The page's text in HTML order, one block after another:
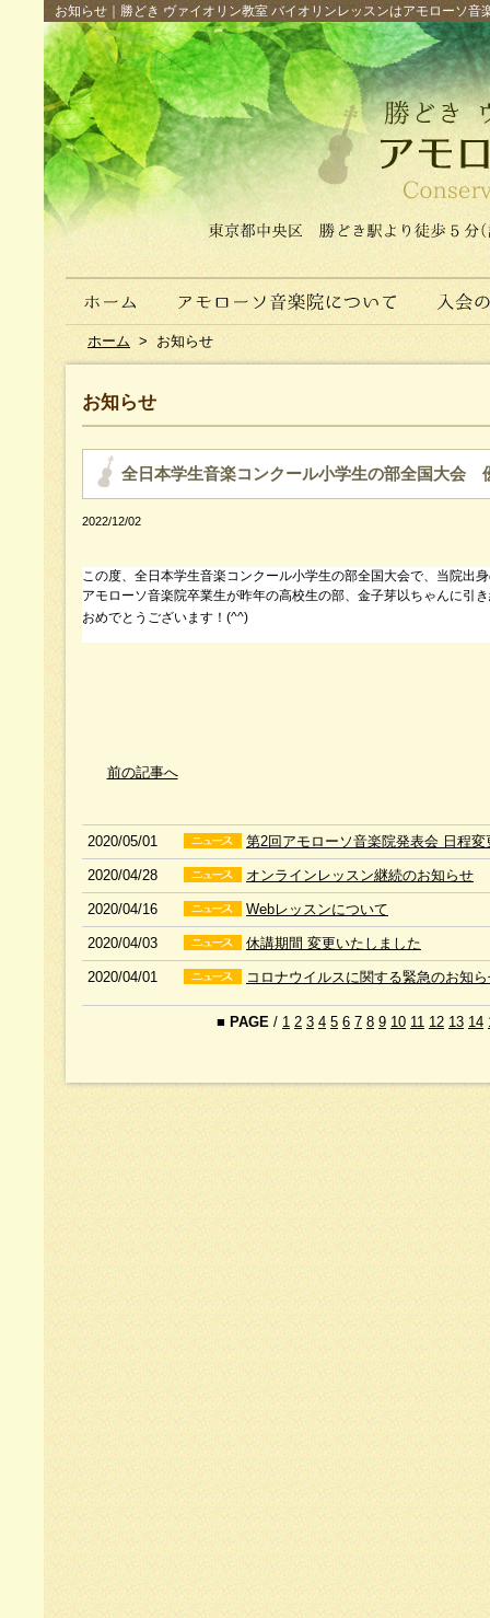
お知らせ｜勝どき ヴァイオリン教室 バイオリンレッスンはアモローソ
ホーム > お知らせ
お知らせ
全日本学生音楽コンクール小学生の部全国大会
2022/12/02
この度、全日本学生音楽コンクール小学生の部全国大会で、当院出
アモローソ音楽院卒業生が昨年の高校生の部、金子芽以ちゃんに引
おめでとうございます！(^^)
前の記事へ
2020/05/01 第2回アモローソ音楽院発表会 日程変
2020/04/28 オンラインレッスン継続のお知らせ
2020/04/16 Webレッスンについて
2020/04/03 休講期間 変更いたしました
2020/04/01 コロナウイルスに関する緊急のお知
■ PAGE / 1 2 3 4 5 6 7 8 9 10 11 12 13 14